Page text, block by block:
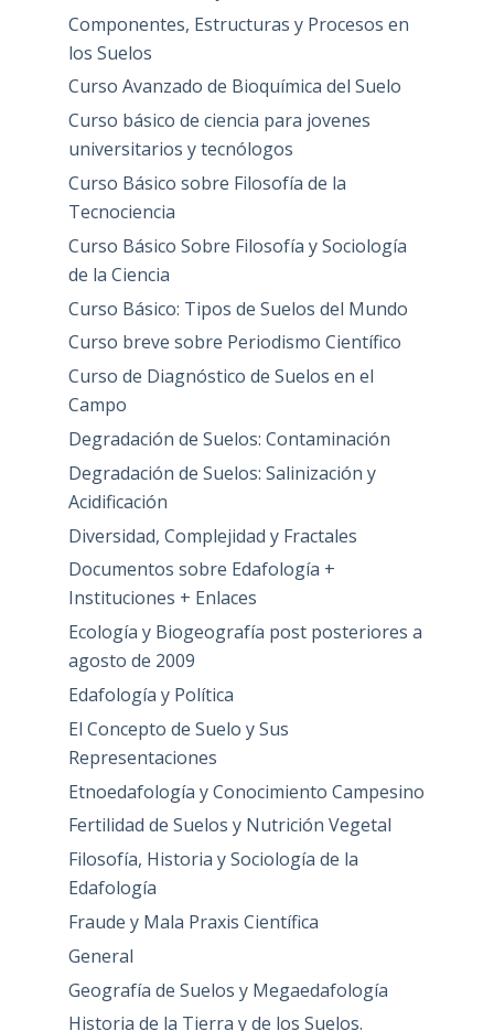
Componentes, Estructuras y Procesos en
los Suelos
Curso Avanzado de Bioquímica del Suelo
Curso básico de ciencia para jovenes
universitarios y tecnólogos
Curso Básico sobre Filosofía de la
Tecnociencia
Curso Básico Sobre Filosofía y Sociología
de la Ciencia
Curso Básico: Tipos de Suelos del Mundo
Curso breve sobre Periodismo Científico
Curso de Diagnóstico de Suelos en el
Campo
Degradación de Suelos: Contaminación
Degradación de Suelos: Salinización y
Acidificación
Diversidad, Complejidad y Fractales
Documentos sobre Edafología +
Instituciones + Enlaces
Ecología y Biogeografía post posteriores a
agosto de 2009
Edafología y Política
El Concepto de Suelo y Sus
Representaciones
Etnoedafología y Conocimiento Campesino
Fertilidad de Suelos y Nutrición Vegetal
Filosofía, Historia y Sociología de la
Edafología
Fraude y Mala Praxis Científica
General
Geografía de Suelos y Megaedafología
Historia de la Tierra y de los Suelos.